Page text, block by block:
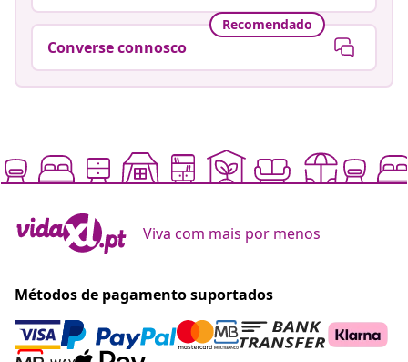
Recomendado
Converse connosco
Viva com mais por menos
Métodos de pagamento suportados